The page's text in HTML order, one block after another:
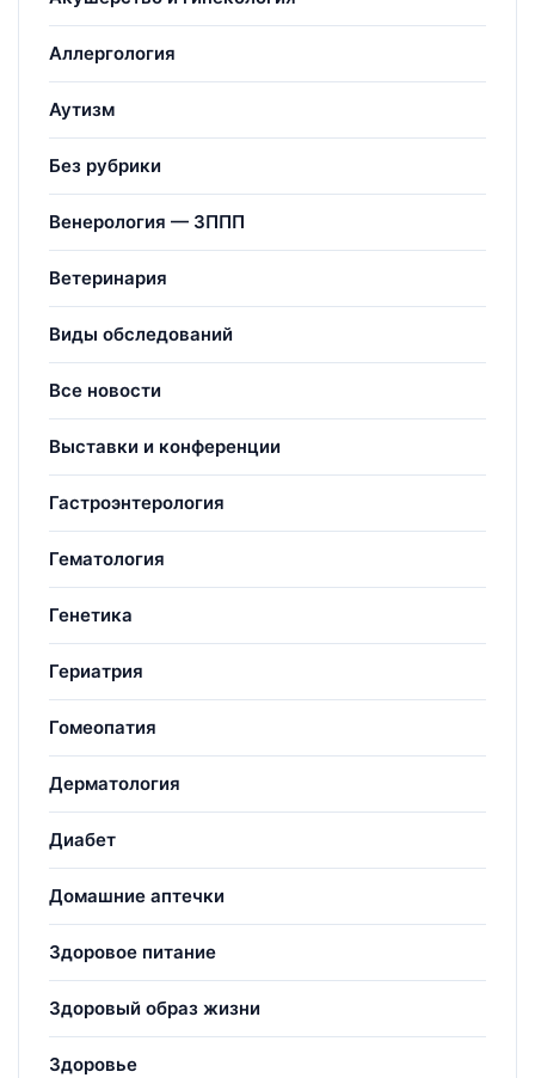
Аллергология
Аутизм
Без рубрики
Венерология — ЗППП
Ветеринария
Виды обследований
Все новости
Выставки и конференции
Гастроэнтерология
Гематология
Генетика
Гериатрия
Гомеопатия
Дерматология
Диабет
Домашние аптечки
Здоровое питание
Здоровый образ жизни
Здоровье